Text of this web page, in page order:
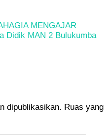
MENGAJAR
Didik MAN 2 Bulukumba
dipublikasikan. Ruas yang